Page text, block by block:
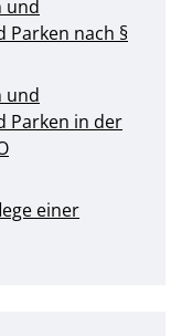
und
Parken nach §
und
Parken in der
einer